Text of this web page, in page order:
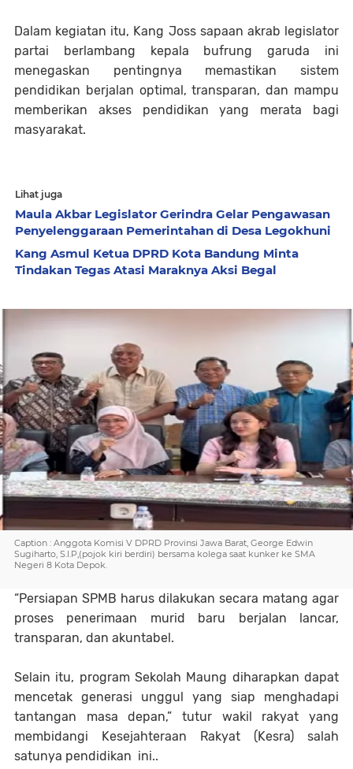
Dalam kegiatan itu, Kang Joss sapaan akrab legislator
partai berlambang kepala bufrung garuda ini
menegaskan pentingnya memastikan sistem
pendidikan berjalan optimal, transparan, dan mampu
memberikan akses pendidikan yang merata bagi
masyarakat.
Lihat juga
Maula Akbar Legislator Gerindra Gelar Pengawasan
Penyelenggaraan Pemerintahan di Desa Legokhuni
Kang Asmul Ketua DPRD Kota Bandung Minta
Tindakan Tegas Atasi Maraknya Aksi Begal
Caption : Anggota Komisi V DPRD Provinsi Jawa Barat, George Edwin
Sugiharto, S.I.P,(pojok kiri berdiri) bersama kolega saat kunker ke SMA
Negeri 8 Kota Depok.
“Persiapan SPMB harus dilakukan secara matang agar
proses penerimaan murid baru berjalan lancar,
transparan, dan akuntabel.
Selain itu, program Sekolah Maung diharapkan dapat
mencetak generasi unggul yang siap menghadapi
tantangan masa depan,” tutur wakil rakyat yang
membidangi Kesejahteraan Rakyat (Kesra) salah
satunya pendidikan ini..